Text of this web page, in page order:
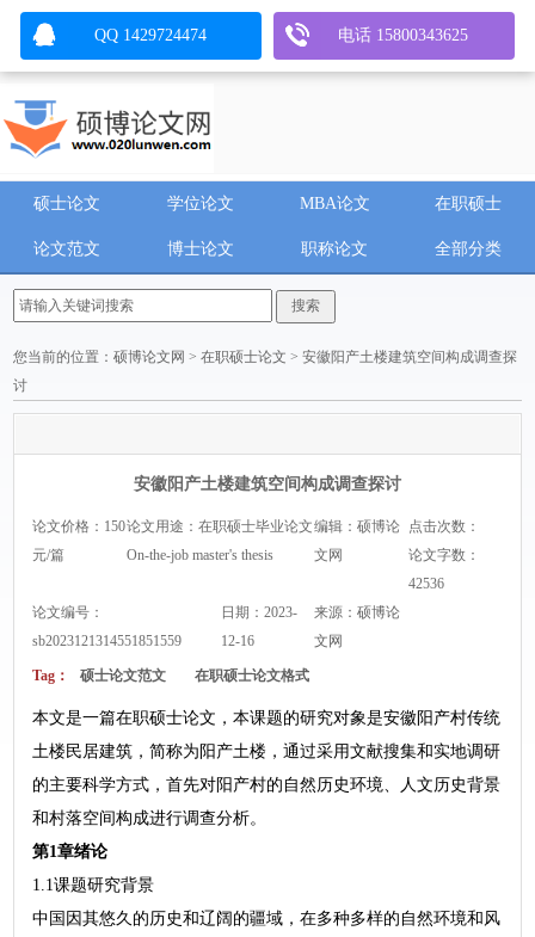
硕士论文 学位论文 MBA论文 在职硕士
论文范文 博士论文 职称论文 全部分类
您当前的位置：硕博论文网 >在职硕士论文 > 安徽阳产土楼建筑空间构成调查探
讨
安徽阳产土楼建筑空间构成调查探讨
论文价格：150
元/篇
论文用途：在职硕士毕业论文
On-the-job master's thesis
编辑：硕博论
文网
点击次数：
论文字数：
42536
论文编号：
sb2023121314551851559
日期：2023-
12-16
来源：硕博论
文网
Tag： 硕士论文范文 在职硕士论文格式
本文是一篇在职硕士论文，本课题的研究对象是安徽阳产村传统
土楼民居建筑，简称为阳产土楼，通过采用文献搜集和实地调研
的主要科学方式，首先对阳产村的自然历史环境、人文历史背景
和村落空间构成进行调查分析。
第1章绪论
1.1课题研究背景
中国因其悠久的历史和辽阔的疆域，在多种多样的自然环境和风
QQ 1429724474 电话 15800343625